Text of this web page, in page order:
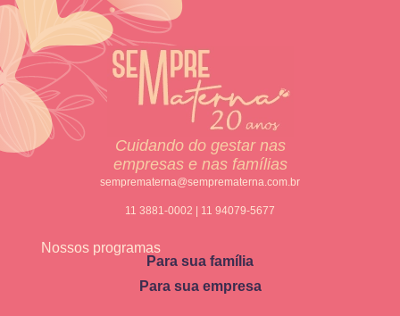
Cuidando do gestar nas
empresas e nas famílias
semprematerna@semprematerna.com.br
11 3881-0002 | 11 94079-5677
Nossos programas
Para sua família
Para sua empresa